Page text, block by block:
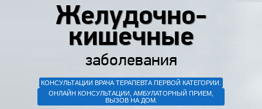
Желудочно-
кишечные
заболевания
КОНСУЛЬТАЦИИ ВРАЧА ТЕРАПЕВТА ПЕРВОЙ КАТЕГОРИИ.
ОНЛАЙН КОНСУЛЬТАЦИИ, АМБУЛАТОРНЫЙ ПРИЕМ,
ВЫЗОВ НА ДОМ.